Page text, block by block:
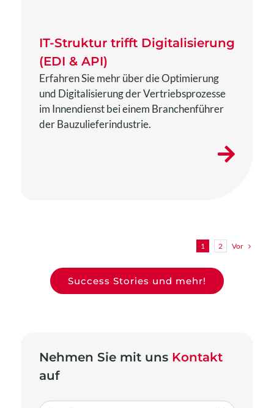
IT-Struktur trifft Digitalisierung
(EDI & API)
Erfahren Sie mehr über die Optimierung
und Digitalisierung der Vertriebsprozesse
im Innendienst bei einem Branchenführer
der Bauzulieferindustrie.
1 2 Vor
Success Stories und mehr!
Nehmen Sie mit uns Kontakt
auf